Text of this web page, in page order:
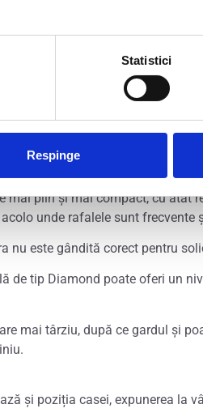
Statistici
Respinge
în timp.
punct de vedere al
mai plin și mai compact, cu atât
unde rafalele sunt frecvente
este gândită corect pentru
de tip Diamond poate oferi un
mai târziu, după ce gardul și
și poziția casei, expunerea la